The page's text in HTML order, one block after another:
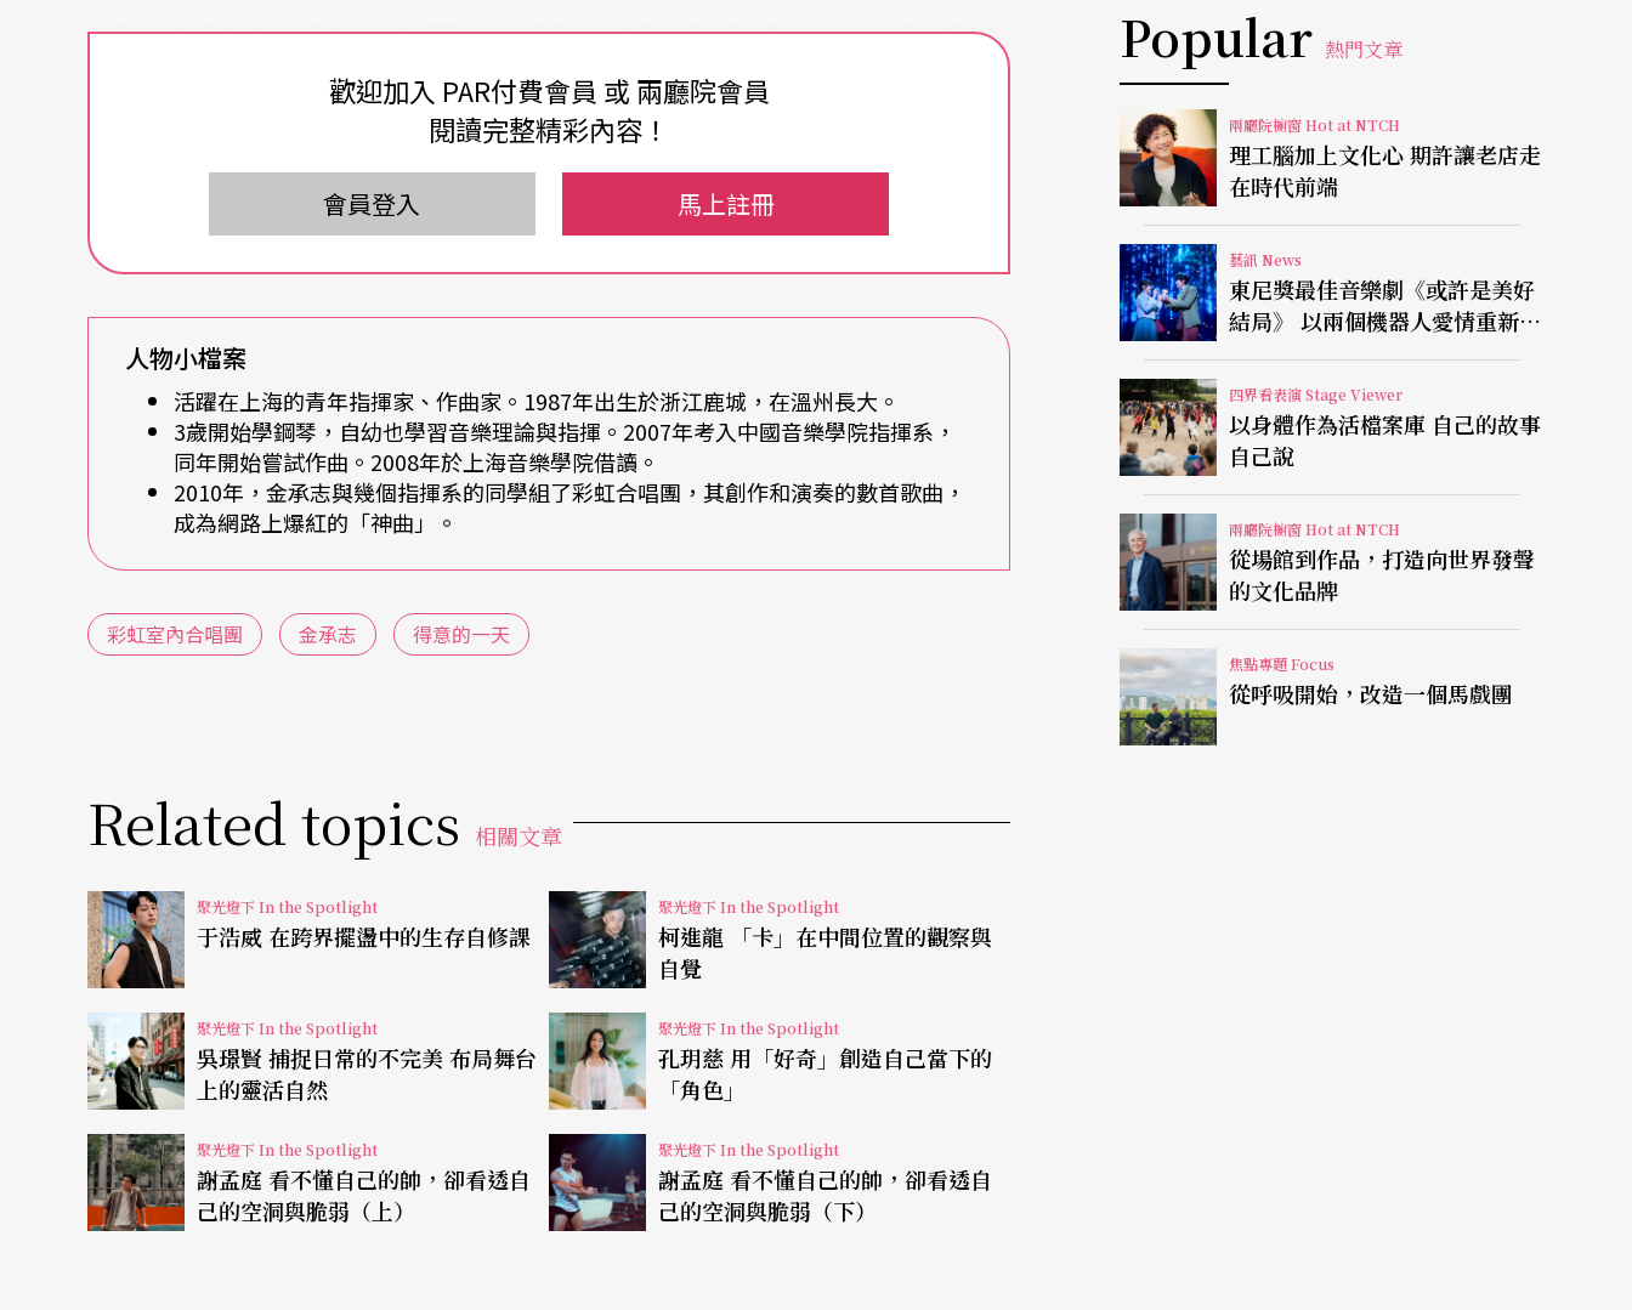
金承志，就是這樣的一個奇才。帶領著彩虹合唱團，以譜寫貼近人們心聲的「神曲」及創新的表
現方式在對岸迅速竄紅。擺脫大陸合唱團那種強烈節奏感、政治目的性為主的形象，他們戴假髮
跳舞、戴墨鏡、綁頭巾、拿大聲公傳話、安排舞廳的復古霓虹燈在場上旋轉、拋出兩公尺大的氣
球西瓜往觀眾席扔……讓台下情緒沸騰到極點。火紅的程度不僅在音樂廳一票難求，還接廣告、
受邀上節目，更令人難以置信的是在網路串連轉貼的推波助瀾下，樂團每個樂季的新人徵選只開
出一、兩位的缺，卻有上千來自東西南北各省分的應徵者前來，跟流行音樂海選一樣，試圖帶著
別以為台上的他會的只有戲謔。仔細聆聽他的創作，在合唱曲中加入鋼琴之外的樂器及作曲手
法，卻都是具有相當水準。而合唱團的演出也並非僅僅如此，還包括文藝復興、古典、浪漫到現
代音樂，對民族、流行、爵士也都有所耕耘。
陰錯陽差進入合唱世界
孩，從小就惹怒了全世界了！小學換過兩所，高中換四所，大學也換兩所。覺得這個環境不適合
就說我喜歡合唱。結果進去了之後才知道，兩個班花都去了舞蹈班……」
他只要聽一遍就記得。而且歌詞令他困惑：「有首歌叫做《種太陽》，歌詞大略就是有一個美麗
的願望，要播種很多太陽，一個種在南極、一個種在北冰洋，還有一個要放晚上……我心想冰雪
都融化了，這地球怎麼辦？」更慘的是他常常指出老師的錯誤，老師為了尊嚴考他聽力，想不到
他從三個音、四個音、加到十三個音都能夠聽出來，一音不差地從低到高唸出來。惱羞成怒的老
師於是讓他一路從高聲部調到低聲部、低聲部調到彈鋼琴，最後被貶去印樂譜。熬到畢業之後，
他心想：「合唱這種東西，老子一輩子也不碰了！」
初中時期，他痛恨那種聽話被表揚的好孩子，心想乾脆當壞人流氓好了！於是進入普通中學，所
歡迎加入 PAR付費會員 或 兩廳院會員
閱讀完整精彩內容！
會員登入 馬上註冊
人物小檔案
活躍在上海的青年指揮家、作曲家。1987年出生於浙江鹿城，在溫州長大。
3歲開始學鋼琴，自幼也學習音樂理論與指揮。2007年考入中國音樂學院指揮系，
同年開始嘗試作曲。2008年於上海音樂學院借讀。
2010年，金承志與幾個指揮系的同學組了彩虹合唱團，其創作和演奏的數首歌曲，
成為網路上爆紅的「神曲」。
彩虹室內合唱團 金承志 得意的一天
Related topics 相關文章
聚光燈下 In the Spotlight
于浩威 在跨界擺盪中的生存自修課
聚光燈下 In the Spotlight
柯進龍 「卡」在中間位置的觀察與
自覺
聚光燈下 In the Spotlight
吳璟賢 捕捉日常的不完美 布局舞台
上的靈活自然
聚光燈下 In the Spotlight
孔玥慈 用「好奇」創造自己當下的
「角色」
聚光燈下 In the Spotlight
謝孟庭 看不懂自己的帥，卻看透自
己的空洞與脆弱（上）
聚光燈下 In the Spotlight
謝孟庭 看不懂自己的帥，卻看透自
己的空洞與脆弱（下）
Popular 熱門文章
兩廳院櫥窗 Hot at NTCH
理工腦加上文化心 期許讓老店走
在時代前端
藝訊 News
東尼獎最佳音樂劇《或許是美好
結局》 以兩個機器人愛情重新凝
視有限人生
四界看表演 Stage Viewer
以身體作為活檔案庫 自己的故事
自己說
兩廳院櫥窗 Hot at NTCH
從場館到作品，打造向世界發聲
的文化品牌
焦點專題 Focus
從呼吸開始，改造一個馬戲團